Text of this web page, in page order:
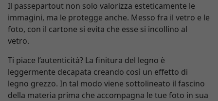
Il passepartout non solo valorizza esteticamente le
immagini, ma le protegge anche. Messo fra il vetro e le
foto, con il cartone si evita che esse si incollino al
vetro.
Ti piace l’autenticità? La finitura del legno è
leggermente decapata creando così un effetto di
legno grezzo. In tal modo viene sottolineato il fascino
della materia prima che accompagna le tue foto in sua